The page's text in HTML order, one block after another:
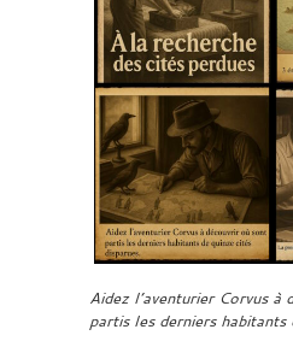
Aidez l’aventurier Corvus à
partis les derniers habitants